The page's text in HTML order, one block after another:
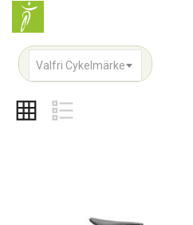
Valfri Cykelmärke